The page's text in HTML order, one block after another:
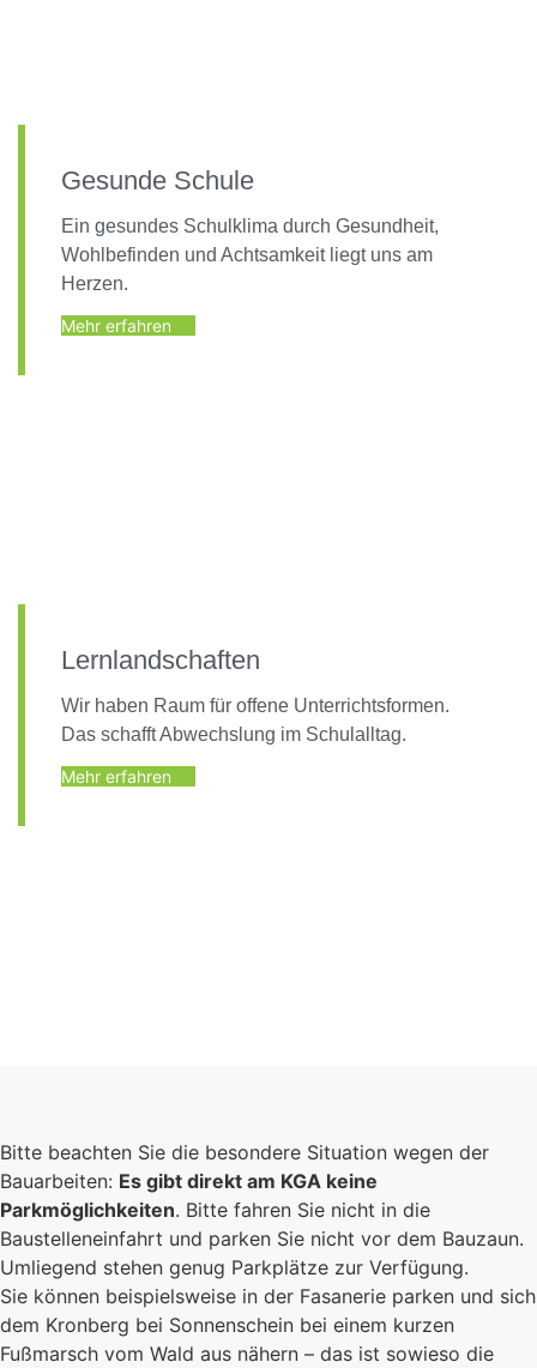
Gesunde Schule
Ein gesundes Schulklima durch Gesundheit,
Wohlbefinden und Achtsamkeit liegt uns am
Herzen.
Mehr erfahren
Lernlandschaften
Wir haben Raum für offene Unterrichtsformen.
Das schafft Abwechslung im Schulalltag.
Mehr erfahren
Bitte beachten Sie die besondere Situation wegen der
Bauarbeiten: Es gibt direkt am KGA keine
Parkmöglichkeiten. Bitte fahren Sie nicht in die
Baustelleneinfahrt und parken Sie nicht vor dem Bauzaun.
Umliegend stehen genug Parkplätze zur Verfügung.
Sie können beispielsweise in der Fasanerie parken und sich
dem Kronberg bei Sonnenschein bei einem kurzen
Fußmarsch vom Wald aus nähern – das ist sowieso die